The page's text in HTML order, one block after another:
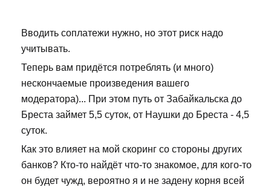
Вводить соплатежи нужно, но этот риск надо
учитывать.
Теперь вам придётся потреблять (и много)
нескончаемые произведения вашего
модератора)... При этом путь от Забайкальска до
Бреста займет 5,5 суток, от Наушки до Бреста - 4,5
суток.
Как это влияет на мой скоринг со стороны других
банков? Кто-то найдёт что-то знакомое, для кого-то
он будет чужд, вероятно я и не задену корня всей